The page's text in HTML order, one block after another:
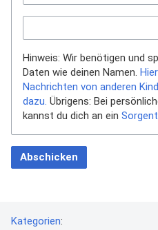
Hinweis: Wir benötigen und
Daten wie deinen Namen.
Nachrichten von anderen
dazu. Übrigens: Bei
kannst du dich an ein
Abschicken
Kategorien: